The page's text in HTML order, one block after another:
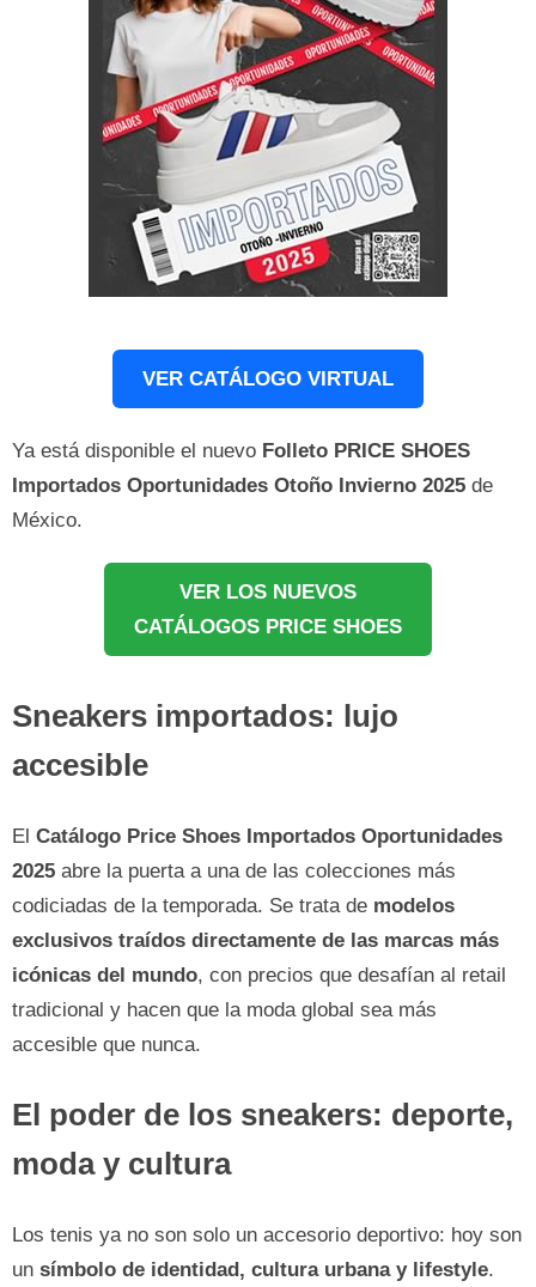
VER CATÁLOGO VIRTUAL
Ya está disponible el nuevo Folleto PRICE SHOES
Importados Oportunidades Otoño Invierno 2025 de
México.
VER LOS NUEVOS
CATÁLOGOS PRICE SHOES
Sneakers importados: lujo
accesible
El Catálogo Price Shoes Importados Oportunidades
2025 abre la puerta a una de las colecciones más
codiciadas de la temporada. Se trata de modelos
exclusivos traídos directamente de las marcas más
icónicas del mundo, con precios que desafían al retail
tradicional y hacen que la moda global sea más
accesible que nunca.
El poder de los sneakers: deporte,
moda y cultura
Los tenis ya no son solo un accesorio deportivo: hoy son
un símbolo de identidad, cultura urbana y lifestyle.